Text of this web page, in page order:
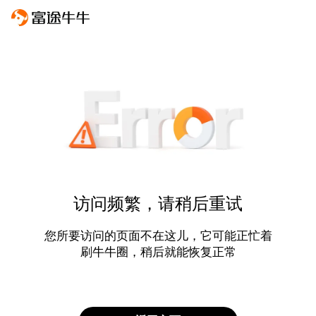
访问频繁，请稍后重试
您所要访问的页面不在这儿，它可能正忙着
刷牛牛圈，稍后就能恢复正常